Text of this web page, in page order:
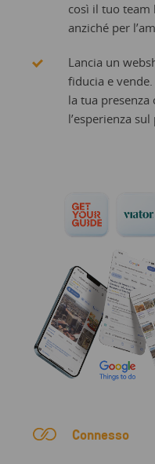
così il tuo
anziché per
Lancia un
fiducia e
la tua
l’esperienza
Connesso